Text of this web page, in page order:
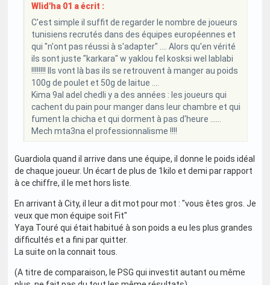
Wlid'ha 01 a écrit :
C'est simple il suffit de regarder le nombre de joueurs
tunisiens recrutés dans des équipes européennes et
qui "n'ont pas réussi à s'adapter" .... Alors qu'en vérité
ils sont juste "karkara" w yaklou fel kosksi wel lablabi
!!!!!!!! Ils vont là bas ils se retrouvent à manger au poids
100g de poulet et 50g de laitue ....
Kima 9al adel chedli y a des années : les joueurs qui
cachent du pain pour manger dans leur chambre et qui
fument la chicha et qui dorment à pas d'heure ......
Mech mta3na el professionnalisme !!!!
Guardiola quand il arrive dans une équipe, il donne le poids idéal
de chaque joueur. Un écart de plus de 1kilo et demi par rapport
à ce chiffre, il le met hors liste.
En arrivant à City, il leur a dit mot pour mot : "vous êtes gros. Je
veux que mon équipe soit Fit"
Yaya Touré qui était habitué à son poids a eu les plus grandes
difficultés et a fini par quitter.
La suite on la connait tous.
(A titre de comparaison, le PSG qui investit autant ou même